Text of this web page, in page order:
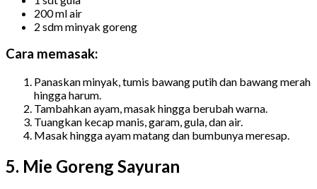
200 ml air
2 sdm minyak goreng
Cara memasak:
Panaskan minyak, tumis bawang putih dan bawang merah
hingga harum.
Tambahkan ayam, masak hingga berubah warna.
Tuangkan kecap manis, garam, gula, dan air.
Masak hingga ayam matang dan bumbunya meresap.
5. Mie Goreng Sayuran